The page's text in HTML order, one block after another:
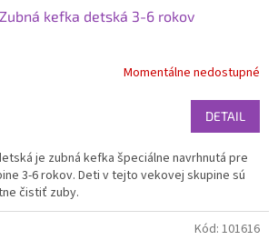
kefka detská 3-6 rokov
Momentálne nedostupné
DETAIL
je zubná kefka špeciálne navrhnutá pre
3-6 rokov. Deti v tejto vekovej skupine sú
čistiť zuby.
Kód: 101616